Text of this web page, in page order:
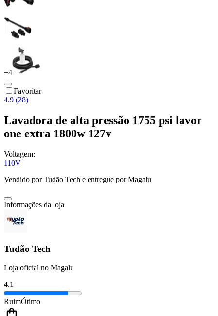
+4
Favoritar
4.9 (28)
Lavadora de alta pressão 1755 psi lavor
one extra 1800w 127v
Voltagem:
110V
Vendido porTudão Tech e entregue por Magalu
Informações da loja
Tudão Tech
Loja oficial no Magalu
4.1
RuimÓtimo